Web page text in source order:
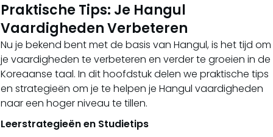
Praktische Tips: Je Hangul
Vaardigheden Verbeteren
Nu je bekend bent met de basis van Hangul, is het tijd om
je vaardigheden te verbeteren en verder te groeien in de
Koreaanse taal. In dit hoofdstuk delen we praktische tips
en strategieën om je te helpen je Hangul vaardigheden
naar een hoger niveau te tillen.
Leerstrategieën en Studietips